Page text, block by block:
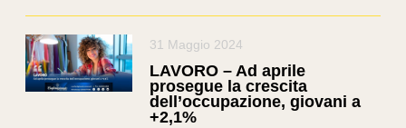
31 Maggio 2024
LAVORO – Ad aprile
prosegue la crescita
dell’occupazione, giovani a
+2,1%